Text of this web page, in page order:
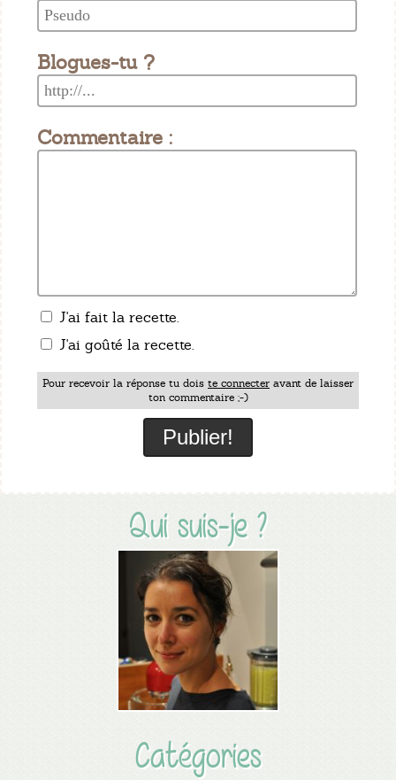
Qui suis-je ?
Catégories
Blogues-tu ?
Commentaire :
J'ai fait la recette.
J'ai goûté la recette.
Pour recevoir la réponse tu dois te connecter avant de laisser
ton commentaire ;-)